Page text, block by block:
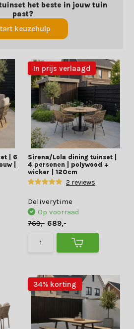
het beste in jouw tuin
past?
keuzehulp
| 6
|
In prijs verlaagd
Sirena/Lola dining tuinset |
4 personen | polywood +
wicker | 120cm
2 reviews
Deliverytime
Op voorraad
769,- 689,-
34% korting